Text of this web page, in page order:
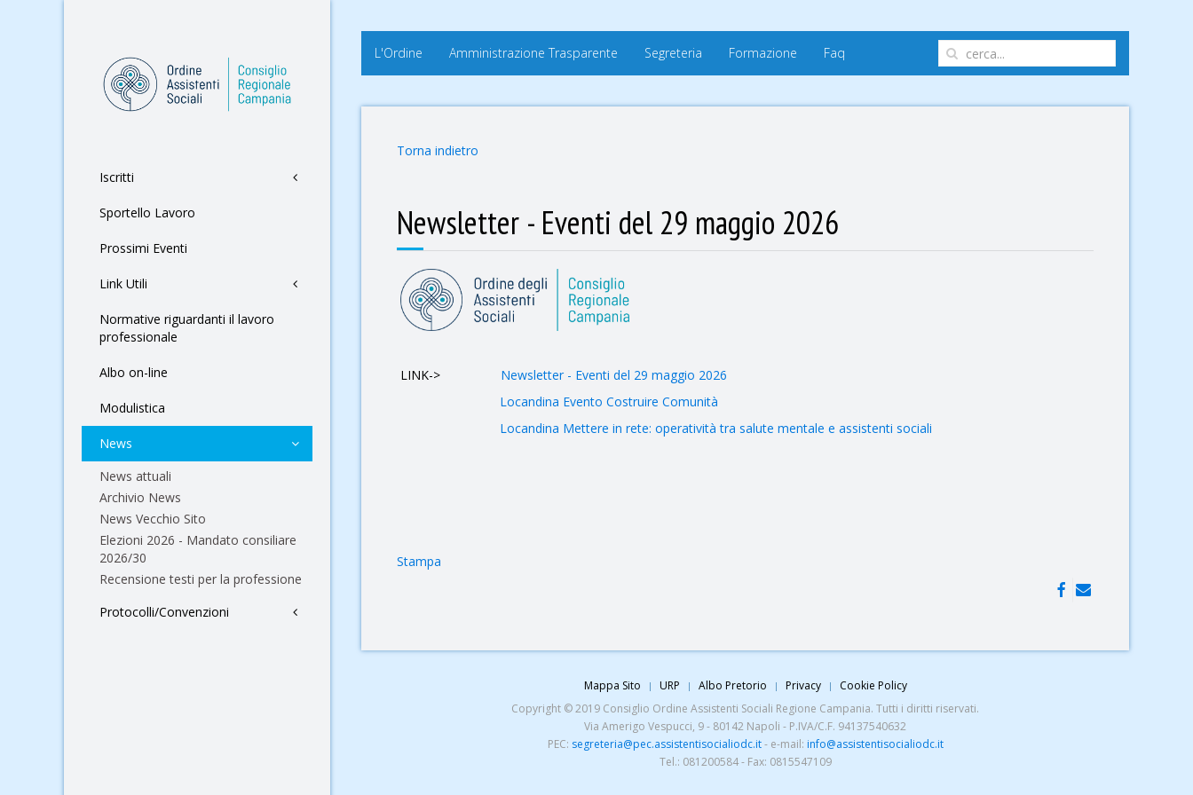
Iscritti
Sportello Lavoro
Prossimi Eventi
Link Utili
Normative riguardanti il lavoro
professionale
Albo on-line
Modulistica
News
News attuali
Archivio News
News Vecchio Sito
Elezioni 2026 - Mandato consiliare
2026/30
Recensione testi per la professione
Protocolli/Convenzioni
L'Ordine Amministrazione Trasparente Segreteria Formazione Faq
Torna indietro
Newsletter - Eventi del 29 maggio 2026
LINK-> Newsletter - Eventi del 29 maggio 2026
Locandina Evento Costruire Comunità
Locandina Mettere in rete: operatività tra salute mentale e assistenti sociali
Stampa
Mappa Sito URP Albo Pretorio Privacy
Cookie Policy
Copyright © 2019 Consiglio Ordine Assistenti Sociali Regione Campania. Tutti i diritti riservati.
Via Amerigo Vespucci, 9 - 80142 Napoli - P.IVA/C.F. 94137540632
PEC: segreteria@pec.assistentisocialiodc.it- e-mail: info@assistentisocialiodc.it
Tel.: 081200584 - Fax: 0815547109